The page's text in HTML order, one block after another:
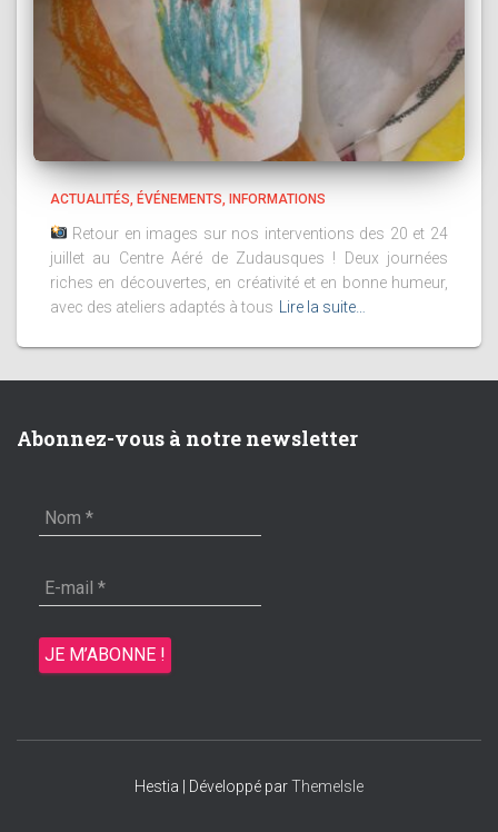
ACTUALITÉS ÉVÉNEMENTS INFORMATIONS
Retour en images sur nos interventions des 20 et 24
juillet au Centre Aéré de Zudausques ! Deux journées
riches en découvertes, en créativité et en bonne humeur,
avec des ateliers adaptés à tous
Lire la suite…
Abonnez-vous à notre newsletter
Hestia | Développé parThemeIsle